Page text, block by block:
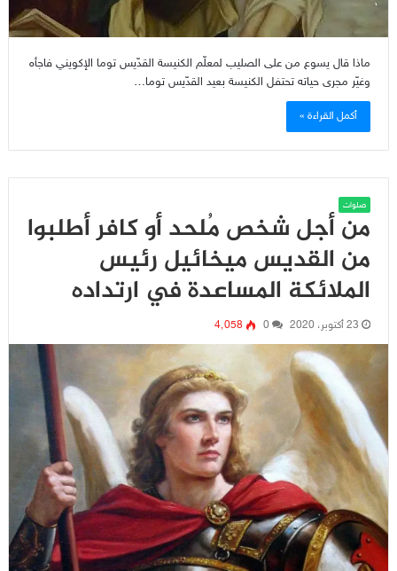
ماذا قال يسوع من على الصليب لمعلّم الكنيسة القدّيس توما الإكويني فاجأه
وغيّر مجرى حياته تحتفل الكنيسة بعيد القدّيس توما…
أكمل القراءة »
صلوات
من أجل شخص مُلحد أو كافر أطلبوا
من القديس ميخائيل رئيس
الملائكة المساعدة في ارتداده
23 أكتوبر، 2020 0 4٬058